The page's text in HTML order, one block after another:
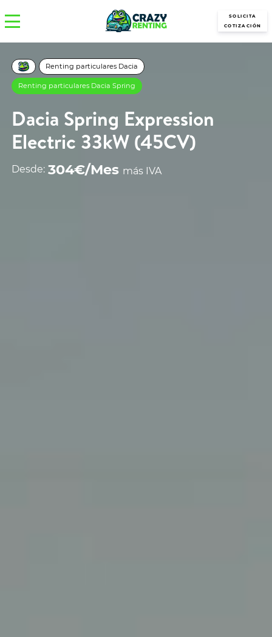
SOLICITA
COTIZACIÓN
Renting particulares Dacia
Renting particulares Dacia Spring
Dacia Spring Expression
Electric 33kW (45CV)
Desde: 304€/Mes más IVA